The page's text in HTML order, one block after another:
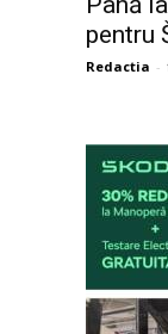
pentru
Redactia -